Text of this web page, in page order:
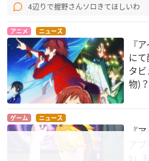
4辺りで握野さんソロきてほしいわ
アニメ ニュース
『
に
タ
物)？
ゲーム ニュース
『